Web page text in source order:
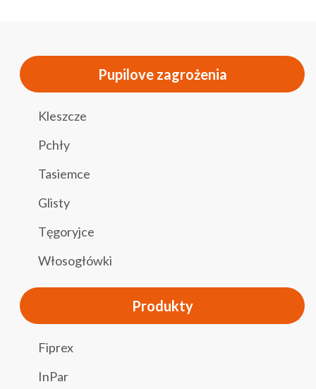
Pupilove zagrożenia
Kleszcze
Pchły
Tasiemce
Glisty
Tęgoryjce
Włosogłówki
Produkty
Fiprex
InPar